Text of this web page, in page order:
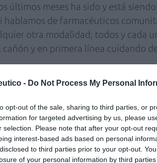
- Do Not Process My Personal
opt-out of the sale, sharing to third parties, or
for targeted advertising by us, please
selection. Please note that after your opt-out
interest-based ads based on personal
to third parties prior to your opt-out.
of your personal information by third
últimos meses ha sido y está
de farmacéuticos
otra modalidad; todos y cada
y en primera línea cuidando